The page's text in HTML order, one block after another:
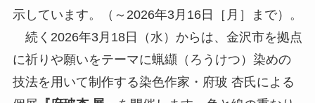
示しています。（～2026年3月16日［月］まで）。
続く2026年3月18日（水）からは、金沢市を拠点
に祈りや願いをテーマに蝋纈（ろうけつ）染めの
技法を用いて制作する染色作家・府玻 杏氏による